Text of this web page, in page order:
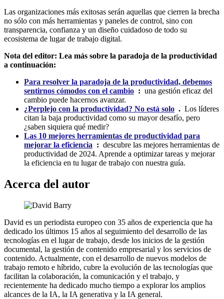
Las organizaciones más exitosas serán aquellas que cierren la brecha
no sólo con más herramientas y paneles de control, sino con
transparencia, confianza y un diseño cuidadoso de todo su
ecosistema de lugar de trabajo digital.
Nota del editor: Lea más sobre la paradoja de la productividad
a continuación:
Para resolver la paradoja de la productividad, debemos
sentirnos cómodos con el cambio : una gestión eficaz del
cambio puede hacernos avanzar.
¿Perplejo con la productividad? No está solo . Los líderes
citan la baja productividad como su mayor desafío, pero
¿saben siquiera qué medir?
Las 10 mejores herramientas de productividad para
mejorar la eficiencia : descubre las mejores herramientas de
productividad de 2024. Aprende a optimizar tareas y mejorar
la eficiencia en tu lugar de trabajo con nuestra guía.
Acerca del autor
David es un periodista europeo con 35 años de experiencia que ha
dedicado los últimos 15 años al seguimiento del desarrollo de las
tecnologías en el lugar de trabajo, desde los inicios de la gestión
documental, la gestión de contenido empresarial y los servicios de
contenido. Actualmente, con el desarrollo de nuevos modelos de
trabajo remoto e híbrido, cubre la evolución de las tecnologías que
facilitan la colaboración, la comunicación y el trabajo, y
recientemente ha dedicado mucho tiempo a explorar los amplios
alcances de la IA, la IA generativa y la IA general.